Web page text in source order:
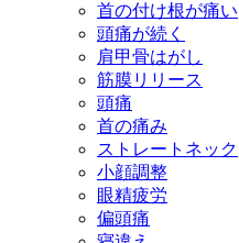
首の付け根が痛い
頭痛が続く
肩甲骨はがし
筋膜リリース
頭痛
首の痛み
ストレートネック
小顔調整
眼精疲労
偏頭痛